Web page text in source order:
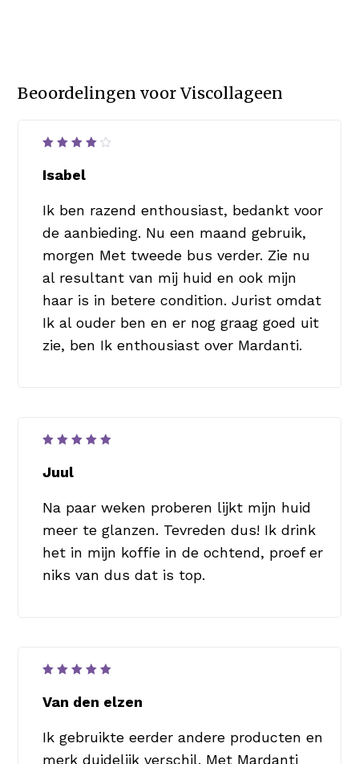
Beoordelingen voorViscollageen
4
uit
5
Isabel
Ik ben razend enthousiast, bedankt voor
de aanbieding. Nu een maand gebruik,
morgen Met tweede bus verder. Zie nu
al resultant van mij huid en ook mijn
haar is in betere condition. Jurist omdat
Ik al ouder ben en er nog graag goed uit
zie, ben Ik enthousiast over Mardanti.
5 uit 5
Juul
Na paar weken proberen lijkt mijn huid
meer te glanzen. Tevreden dus! Ik drink
het in mijn koffie in de ochtend, proef er
niks van dus dat is top.
5 uit 5
Van den elzen
Ik gebruikte eerder andere producten en
merk duidelijk verschil. Met Mardanti